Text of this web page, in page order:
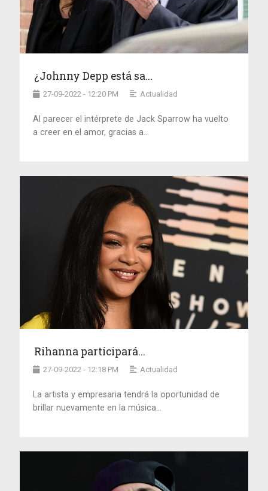
¿Johnny Depp está sa...
27-09-2022 - 12:20 PM Actualidad
Al parecer el intérprete de Jack Sparrow ha vuelto
a creer en el amor, gracias a...
Rihanna participará...
27-09-2022 - 12:18 PM Actualidad
La artista y empresaria tendrá la oportunidad de
brillar nuevamente en la música...